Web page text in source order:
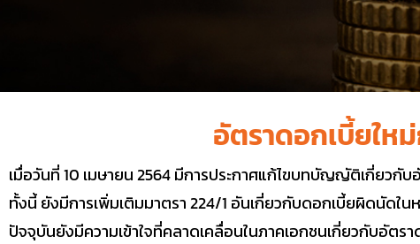
อัตราดอกเบี้ยให
เมื่อวันที่ 10 เมษายน 2564 มีการประกาศแก้ไขบทบัญญัติเกี่ยวกั
ทั้งนี้ ยังมีการเพิ่มเติมมาตรา 224/1 อันเกี่ยวกับดอกเบี้ยผิดนัดใ
ปัจจุบันยังมีความเข้าใจที่คลาดเคลื่อนในภาคเอกชนเกี่ยวกับอัตร